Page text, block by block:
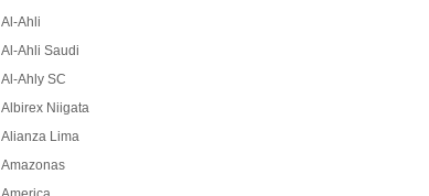
Al-Ahli
Al-Ahli Saudi
Al-Ahly SC
Albirex Niigata
Alianza Lima
Amazonas